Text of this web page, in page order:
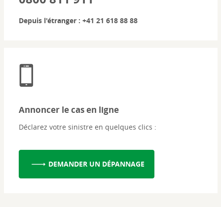
Depuis l'étranger : +41 21 618 88 88
Annoncer le cas en ligne
Déclarez votre sinistre en quelques clics :
DEMANDER UN DÉPANNAGE